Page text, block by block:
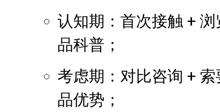
认知期：首次接触 +
品科普；
考虑期：对比咨询 +
品优势；